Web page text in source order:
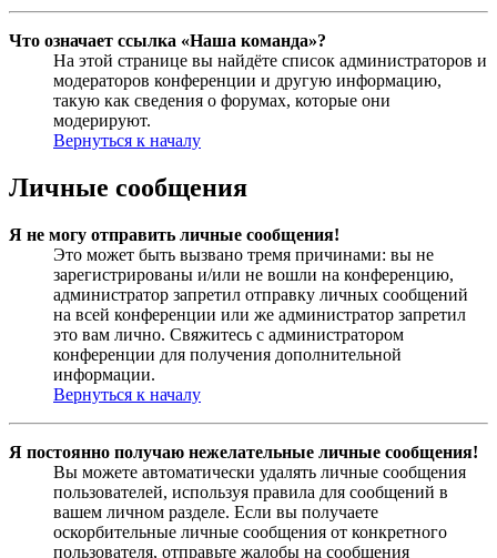
Что означает ссылка «Наша команда»?
На этой странице вы найдёте список администраторов и
модераторов конференции и другую информацию,
такую как сведения о форумах, которые они
модерируют.
Вернуться к началу
Личные сообщения
Я не могу отправить личные сообщения!
Это может быть вызвано тремя причинами: вы не
зарегистрированы и/или не вошли на конференцию,
администратор запретил отправку личных сообщений
на всей конференции или же администратор запретил
это вам лично. Свяжитесь с администратором
конференции для получения дополнительной
информации.
Вернуться к началу
Я постоянно получаю нежелательные личные сообщения!
Вы можете автоматически удалять личные сообщения
пользователей, используя правила для сообщений в
вашем личном разделе. Если вы получаете
оскорбительные личные сообщения от конкретного
пользователя, отправьте жалобы на сообщения